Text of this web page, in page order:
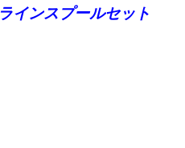
ンスプールセット